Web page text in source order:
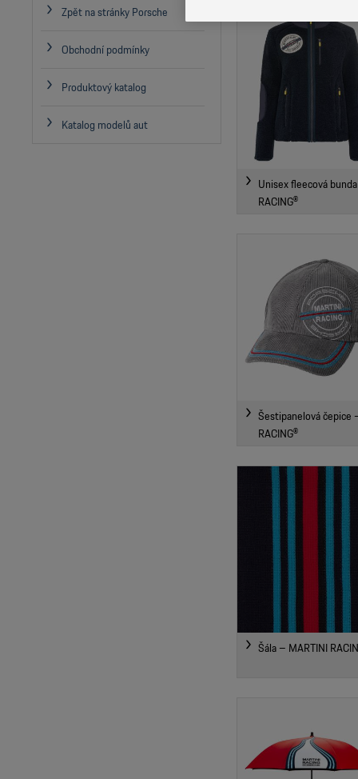
Unisex fleecová
RACING®
Šestipanelová čepice
RACING®
Šála – MARTINI
Zpět na stránky Porsche
Obchodní podmínky
Produktový katalog
Katalog modelů aut